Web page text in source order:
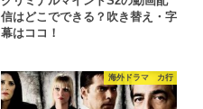
信はどこでできる？吹き替え・字
幕はココ！
海外ドラマ カ行